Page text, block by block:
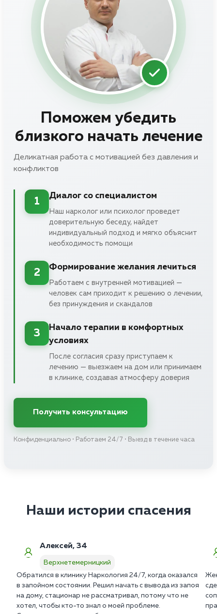
Поможем убедить
близкого начать лечение
Деликатная работа с мотивацией без давления и
конфликтов
1
Диалог со специалистом
Наш нарколог или психолог проведет
доверительную беседу, найдет
индивидуальный подход и мягко объяснит
необходимость помощи
2
Формирование желания лечиться
Работаем с внутренней мотивацией —
человек сам приходит к решению о лечении,
без принуждения и скандалов
3
Начало терапии в комфортных
условиях
После согласия сразу приступаем к
лечению — выезжаем на дом или принимаем
в клинике, создавая атмосферу доверия
Получить консультацию
Конфиденциально • Работаем 24/7 • Выезд в течение часа
Наши истории спасения
Алексей, 34
Верхнетемерницкий
Обратился в клинику Наркология 24/7, когда оказался
в запойном состоянии. Решил начать с вывода из запоя
на дому, стационар не рассматривал, потому что не
хотел, чтобы кто-то знал о моей проблеме.